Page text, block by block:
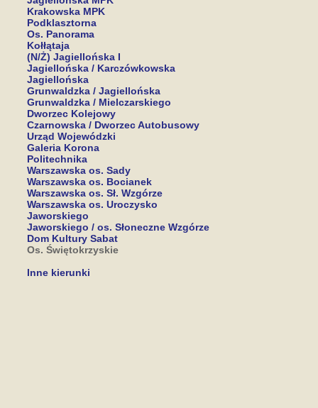
Krakowska MPK
Podklasztorna
Os. Panorama
Kołłątaja
(N/Ż) Jagiellońska I
Jagiellońska / Karczówkowska
Jagiellońska
Grunwaldzka / Jagiellońska
Grunwaldzka / Mielczarskiego
Dworzec Kolejowy
Czarnowska / Dworzec Autobusowy
Urząd Wojewódzki
Galeria Korona
Politechnika
Warszawska os. Sady
Warszawska os. Bocianek
Warszawska os. Sł. Wzgórze
Warszawska os. Uroczysko
Jaworskiego
Jaworskiego / os. Słoneczne Wzgórze
Dom Kultury Sabat
Os. Świętokrzyskie
Inne kierunki